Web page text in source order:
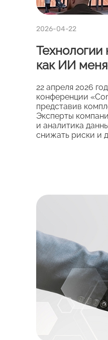
2026-04-22
Технологии
как ИИ
22 апреля 2026
конференции
представив
Эксперты
и аналитика
снижать риски и